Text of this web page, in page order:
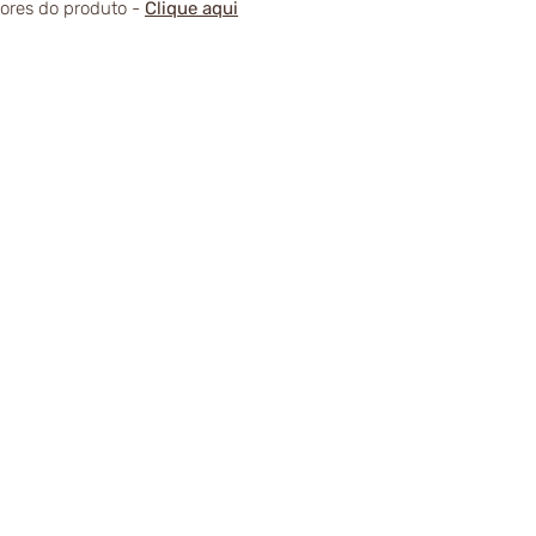
do produto - Clique aqui